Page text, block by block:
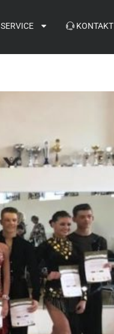
SERVICE KONTAKT